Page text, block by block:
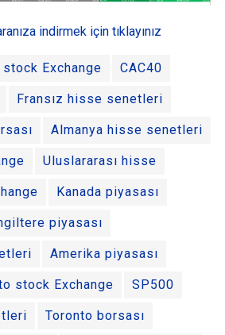
indirmek için tıklayınız
Exchange CAC40
Fransız hisse senetleri
Almanya hisse senetleri
Uluslararası hisse
Kanada piyasası
piyasası
Amerika piyasası
stock Exchange SP500
Toronto borsası